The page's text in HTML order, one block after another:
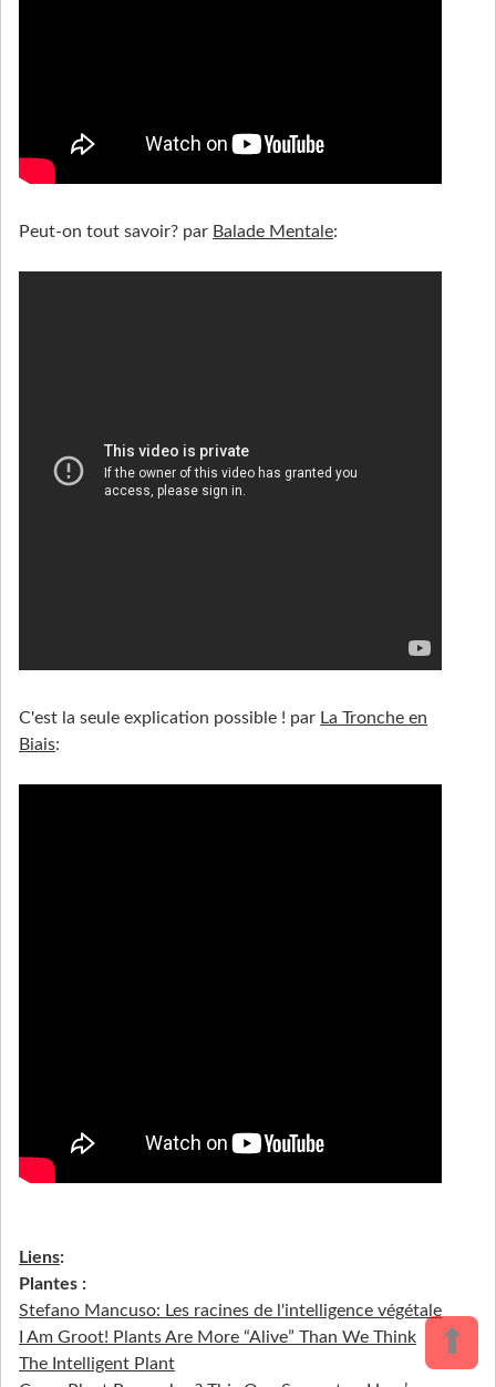
Peut-on tout savoir? par Balade Mentale:
C'est la seule explication possible ! par La Tronche en
Biais:
Liens:
Plantes :
Stefano Mancuso: Les racines de l'intelligence végétale
I Am Groot! Plants Are More “Alive” Than We Think
The Intelligent Plant
⬆